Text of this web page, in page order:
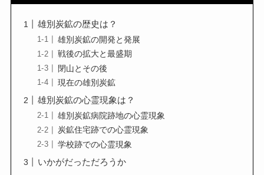
雄別炭鉱の歴史は？
雄別炭鉱の開発と発展
戦後の拡大と最盛期
閉山とその後
現在の雄別炭鉱
雄別炭鉱の心霊現象は？
雄別炭鉱病院跡地の心霊現象
炭鉱住宅跡での心霊現象
学校跡での心霊現象
いかがだっただろうか